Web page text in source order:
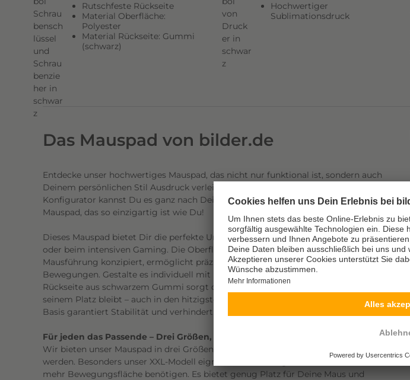
Rutschfeste Rückseite
Material Oberfläche:
Polyester
Material Rückseite: Gummi
(schwarz)
Hochwertiger
Sublimationsdruck
Das Mauspad von bilder.de
Entdecke unser hochwertiges Mauspad, das nicht nur funktional ist, sondern auch
Deinem persönlichen Stil Ausdruck verleiht. Mit unserem benutzerfreundlichen
Konfigurator kannst Du es ganz nach Deinem Geschmack gestalten. Genieße ein
Mauspad, das so einzigartig ist wie Du!
Dieses Mauspad bietet Dir die perfekte Unterlage, egal ob für Deine Büroarbeit
oder beim intensiven Gaming. Die Oberfläche ist speziell für eine reibungslose
Mausführung konzipiert, ermöglicht präzises Tracking und unterstützt leichte
Bewegungen. Gestalte es individuell mit Deinem Design, Logo oder Foto! Die
Rückseite aus schwarzem Gummi sorgt dafür, dass Dein Mauspad immer an
seinem Platz bleibt – auch in den hitzigsten Gaming-Momenten. Diese rutschfeste
Basis garantiert Stabilität und verhindert ungewollte Bewegungen.
Für jeden das Passende – Drei Größen, inklusive XXL
Wir bieten unser Mauspad in drei Größen an, um Deinen Bedürfnissen gerecht zu
werden. Besonders unser XXL-Modell eignet sich hervorragend für Gamer, die
mehr Bewegungsfläche benötigen. Es bietet genug Platz für Deine Maus und